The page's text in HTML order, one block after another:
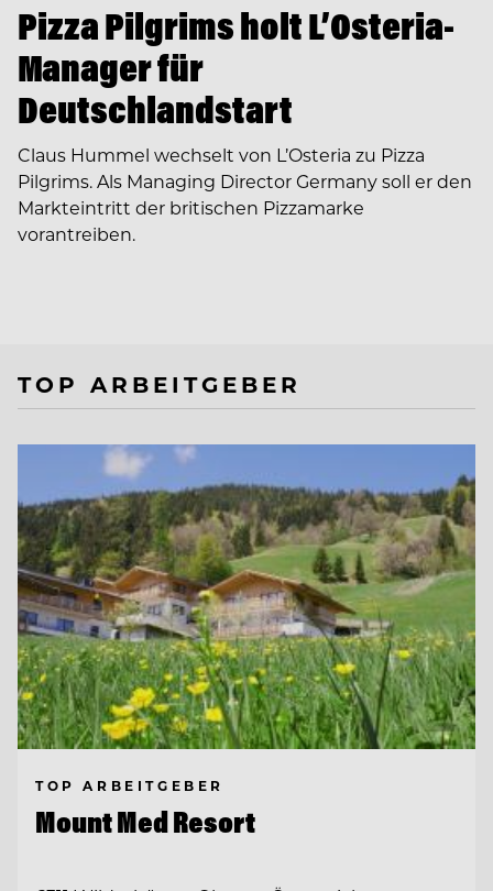
Pizza Pilgrims holt L’Osteria-
Manager für
Deutschlandstart
Claus Hummel wechselt von L’Osteria zu Pizza
Pilgrims. Als Managing Director Germany soll er den
Markteintritt der britischen Pizzamarke
vorantreiben.
TOP ARBEITGEBER
TOP ARBEITGEBER
Mount Med Resort